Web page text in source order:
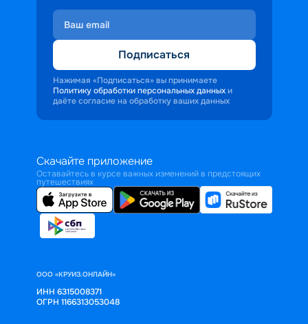
Подписаться
Нажимая «Подписаться» вы принимаете
Политику обработки персональных данных и
даёте согласие на обработку ваших данных
Скачайте приложение
Оставайтесь в курсе важных изменений в предстоящих
путешествиях
ООО «КРУИЗ.ОНЛАЙН»
ИНН 6315008371
ОГРН 1166313053048